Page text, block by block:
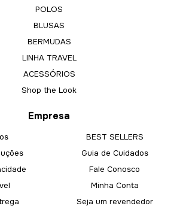
POLOS
BLUSAS
BERMUDAS
LINHA TRAVEL
ACESSÓRIOS
Shop the Look
Empresa
BEST SELLERS
Guia de Cuidados
Fale Conosco
Minha Conta
Seja um revendedor